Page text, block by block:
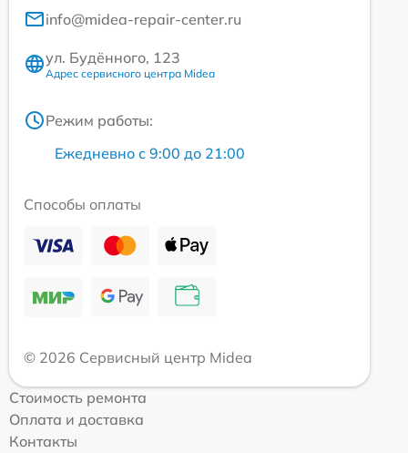
info@midea-repair-center.ru
ул. Будённого, 123
Адрес сервисного центра Midea
Режим работы:
Ежедневно с 9:00 до 21:00
Способы оплаты
© 2026 Сервисный центр Midea
Стоимость ремонта
Оплата и доставка
Контакты